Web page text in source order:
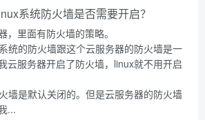
系统防火墙是否需要开启？
，里面有防火墙的策略。
统的防火墙跟这个云服务器的防火墙是一
云服务器开启了防火墙，linux就不用开启
墙是默认关闭的。但是云服务器的防火墙
...